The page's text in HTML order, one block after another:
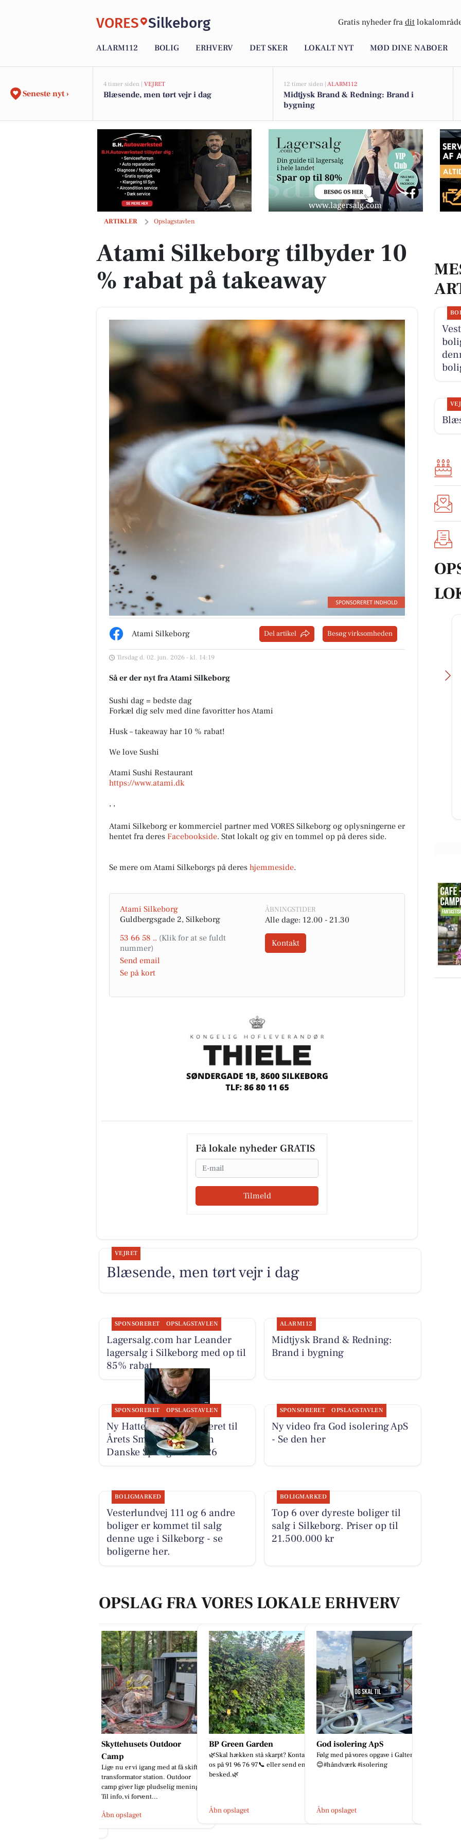
VORES Silkeborg Gratis nyheder fra dit
ALARM112 BOLIG ERHVERV DET SKER LOKALT NYT MØD DINE NABOER
Seneste nyt ›
4 timer siden | VEJRET
Blæsende, men tørt vejr i dag
12 timer siden | ALARM112
Midtjysk Brand & Redning: Brand i
bygning
ARTIKLER Opslagstavlen
Atami Silkeborg tilbyder 10 % rabat på takeaway
Atami Silkeborg tilbyder 10
% rabat på takeaway
Atami Silkeborg Del artikel Besøg virksomheden
Tirsdag d. 02. jun. 2026 - kl. 14:19
Så er der nyt fra Atami Silkeborg
Sushi dag = bedste dag
Forkæl dig selv med dine favoritter hos Atami
Husk – takeaway har 10 % rabat!
We love Sushi
Atami Sushi Restaurant
https://www.atami.dk
, ,
Atami Silkeborg er kommerciel partner med VORES Silkeborg og oplysningerne er
hentet fra deres Facebookside. Støt lokalt og giv en tommel op på deres side.
Se mere om Atami Silkeborgs på deres hjemmeside.
Atami Silkeborg
Guldbergsgade 2, Silkeborg
53 66 58 ..
Send email
Se på kort
ÅBNINGSTIDER
Alle dage: 12.00 - 21.30
Kontakt
Få lokale nyheder GRATIS
Email
Tilmeld
FOA Silkeborg-
Skanderborg
lægger pres på ældreplejen
Antallet af ældre borgere pr.
kommunalt ansat social- og
VEJRET
Blæsende, men tørt vejr i dag
SPONSORERET OPSLAGSTAVLEN
Lagersalg.com har Leander
lagersalg i Silkeborg med op til
85% rabat
ALARM112
Midtjysk Brand & Redning:
Brand i bygning
SPONSORERET OPSLAGSTAVLEN
Ny Hattenæs er nomineret til
Årets Smørrebrød i Den
Danske Spiseguide 2026
SPONSORERET OPSLAGSTAVLEN
Ny video fra God isolering ApS
- Se den her
BOLIGMARKED
Vesterlundvej 111 og 6 andre
boliger er kommet til salg
denne uge i Silkeborg - se
boligerne her.
BOLIGMARKED
Top 6 over dyreste boliger til
salg i Silkeborg. Priser op til
21.500.000 kr
OPSLAG FRA VORES LOKALE ERHVERV
BP Green Garden
🌿Skal hækken stå skarpt? Kontant
os på 91 96 76 97📞 eller send en
besked.🌿
Åbn opslaget
God isolering ApS
Følg med på vores opgave i Galten
😊#håndværk #isolering
Åbn opslaget
Cecillie - Musikterapi
✨ Kæmpe varmt velkommen til
min lille profil - og til alle jer der er
Åbn opslaget